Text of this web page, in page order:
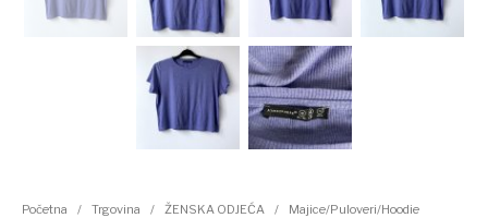
Početna / Trgovina / ŽENSKA ODJEĆA / Majice/Puloveri/Hoodie